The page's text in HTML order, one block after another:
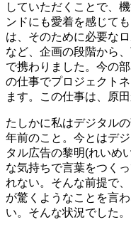
していただくことで、
ンドにも愛着を感じて
は、そのために必要な
など、企画の段階から
で携わりました。今の
の仕事でプロジェクト
ます。この仕事は、原
たしかに私はデジタル
年前のこと。今とはデ
タル広告の黎明(れいめ
な気持ちで言葉をつく
れない。そんな前提で
が驚くようなことを言
い。そんな状況でした。